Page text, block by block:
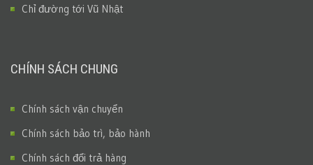
Chỉ đường tới Vũ Nhật
CHÍNH SÁCH CHUNG
Chính sách vận chuyển
Chính sách bảo trì, bảo hành
Chính sách đổi trả hàng